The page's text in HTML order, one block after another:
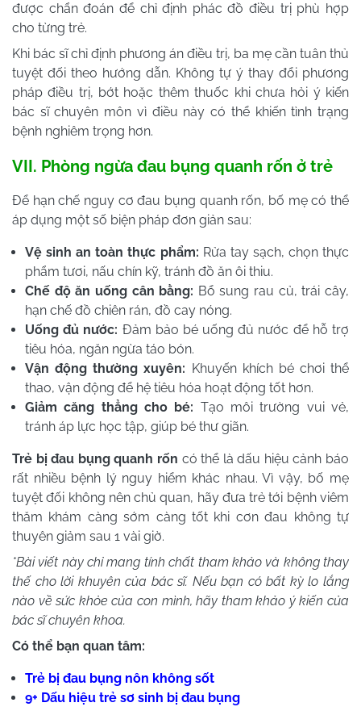
được chẩn đoán để chỉ định phác đồ điều trị phù hợp
cho từng trẻ.
Khi bác sĩ chỉ định phương án điều trị, ba mẹ cần tuân thủ
tuyệt đối theo hướng dẫn. Không tự ý thay đổi phương
pháp điều trị, bớt hoặc thêm thuốc khi chưa hỏi ý kiến
bác sĩ chuyên môn vì điều này có thể khiến tình trạng
bệnh nghiêm trọng hơn.
VII. Phòng ngừa đau bụng quanh rốn ở trẻ
Để hạn chế nguy cơ đau bụng quanh rốn, bố mẹ có thể
áp dụng một số biện pháp đơn giản sau:
Vệ sinh an toàn thực phẩm: Rửa tay sạch, chọn thực
phẩm tươi, nấu chín kỹ, tránh đồ ăn ôi thiu.
Chế độ ăn uống cân bằng: Bổ sung rau củ, trái cây,
hạn chế đồ chiên rán, đồ cay nóng.
Uống đủ nước: Đảm bảo bé uống đủ nước để hỗ trợ
tiêu hóa, ngăn ngừa táo bón.
Vận động thường xuyên: Khuyến khích bé chơi thể
thao, vận động để hệ tiêu hóa hoạt động tốt hơn.
Giảm căng thẳng cho bé: Tạo môi trường vui vẻ,
tránh áp lực học tập, giúp bé thư giãn.
Trẻ bị đau bụng quanh rốn có thể là dấu hiệu cảnh báo
rất nhiều bệnh lý nguy hiểm khác nhau. Vì vậy, bố mẹ
tuyệt đối không nên chủ quan, hãy đưa trẻ tới bệnh viêm
thăm khám càng sớm càng tốt khi cơn đau không tự
thuyên giảm sau 1 vài giờ.
*Bài viết này chỉ mang tính chất tham khảo và không thay
thế cho lời khuyên của bác sĩ. Nếu bạn có bất kỳ lo lắng
nào về sức khỏe của con mình, hãy tham khảo ý kiến của
bác sĩ chuyên khoa.
Có thể bạn quan tâm:
Trẻ bị đau bụng nôn không sốt
9+ Dấu hiệu trẻ sơ sinh bị đau bụng